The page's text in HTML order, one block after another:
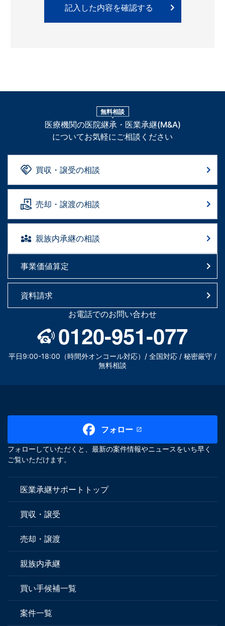
無料相談
医療機関の医院継承・医業承継(M&A)
についてお気軽にご相談ください
買収・譲受の相談
売却・譲渡の相談
親族内承継の相談
事業価値算定
資料請求
お電話でのお問い合わせ
0120-951-077
平日9:00-18:00（時間外オンコール対応）/ 全国対応 / 秘密厳守 /
無料相談
フォロー
フォローしていただくと、最新の案件情報やニュースをいち早く
ご覧いただけます。
医業承継サポートトップ
買収・譲受
売却・譲渡
親族内承継
買い手候補一覧
案件一覧